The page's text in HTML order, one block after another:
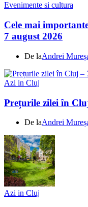
Evenimente si cultura
Cele mai
7 august 2026
De laAndrei
Azi in Cluj
Prețurile zilei în
De laAndrei
Azi in Cluj